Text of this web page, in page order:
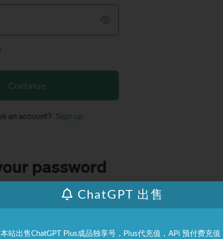
ChatGPT 出售
本站出售ChatGPT Plus成品独享号，Plus代充值，APi 预付费充值